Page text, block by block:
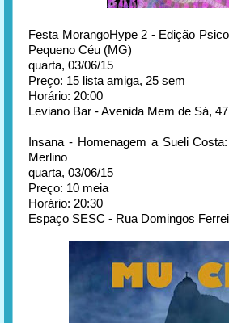
Festa MorangoHype 2 - Edição
Pequeno Céu (MG)
quarta, 03/06/15
Preço: 15 lista amiga, 25 sem
Horário: 20:00
Leviano Bar - Avenida Mem de Sá,
Insana - Homenagem a Sueli
Merlino
quarta, 03/06/15
Preço: 10 meia
Horário: 20:30
Espaço SESC - Rua Domingos